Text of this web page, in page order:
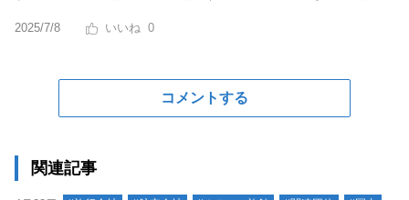
2025/7/8 0
コメントする
関連記事